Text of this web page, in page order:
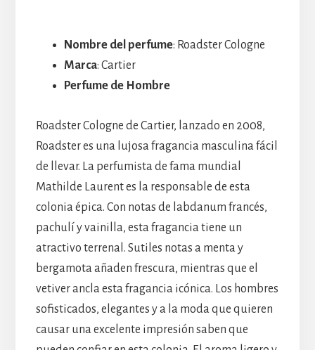
Nombre del perfume: Roadster Cologne
Marca: Cartier
Perfume de Hombre
Roadster Cologne de Cartier, lanzado en 2008,
Roadster es una lujosa fragancia masculina fácil
de llevar. La perfumista de fama mundial
Mathilde Laurent es la responsable de esta
colonia épica. Con notas de labdanum francés,
pachulí y vainilla, esta fragancia tiene un
atractivo terrenal. Sutiles notas a menta y
bergamota añaden frescura, mientras que el
vetiver ancla esta fragancia icónica. Los hombres
sofisticados, elegantes y a la moda que quieren
causar una excelente impresión saben que